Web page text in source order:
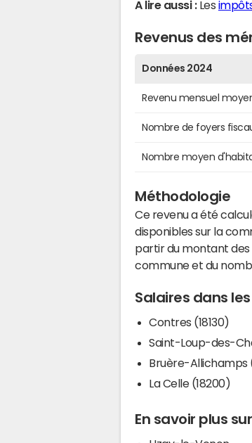
A lire aussi :Les
Revenus des
Données 2024
Revenu mensuel
Nombre de foyers
Nombre moyen
Méthodologie
Ce revenu a été
disponibles sur la
partir du montant des
commune et du
Salaires dans
Contres (18130)
Saint-Loup-des-
Bruère-Allichamps
La Celle (18200)
En savoir plus